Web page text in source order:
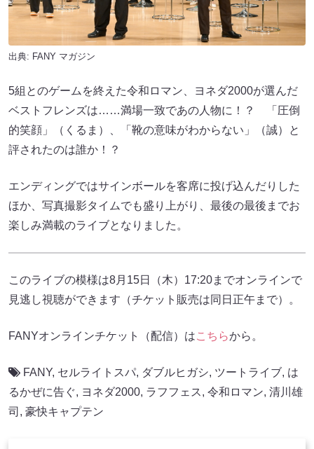
出典: FANY マガジン
5組とのゲームを終えた令和ロマン、ヨネダ2000が選んだ
ベストフレンズは……満場一致であの人物に！？ 「圧倒
的笑顔」（くるま）、「靴の意味がわからない」（誠）と
評されたのは誰か！？
エンディングではサインボールを客席に投げ込んだりした
ほか、写真撮影タイムでも盛り上がり、最後の最後までお
楽しみ満載のライブとなりました。
このライブの模様は8月15日（木）17:20までオンラインで
見逃し視聴ができます（チケット販売は同日正午まで）。
FANYオンラインチケット（配信）はこちらから。
FANY, セルライトスパ, ダブルヒガシ, ツートライブ, は
るかぜに告ぐ, ヨネダ2000, ラフフェス, 令和ロマン, 清川雄
司 , 豪快キャプテン